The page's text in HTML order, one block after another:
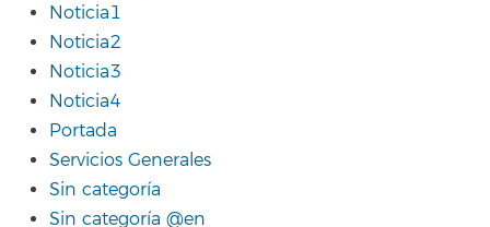
Noticia1
Noticia2
Noticia3
Noticia4
Portada
Servicios Generales
Sin categoría
Sin categoría @en